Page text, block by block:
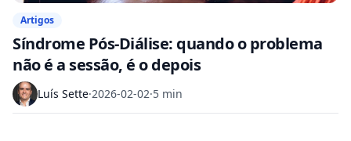
Artigos
Síndrome Pós-Diálise: quando o problema
não é a sessão, é o depois
Luís Sette·2026-02-02·5 min